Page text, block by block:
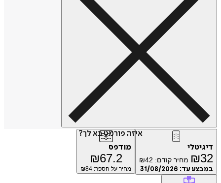
איזה פורמט בא לך?
דיגיטלי
₪32 מחיר קודם: ₪42
במבצע עד: 31/08/2026
מודפס
₪67.2
מחיר על הספר: ₪ 84